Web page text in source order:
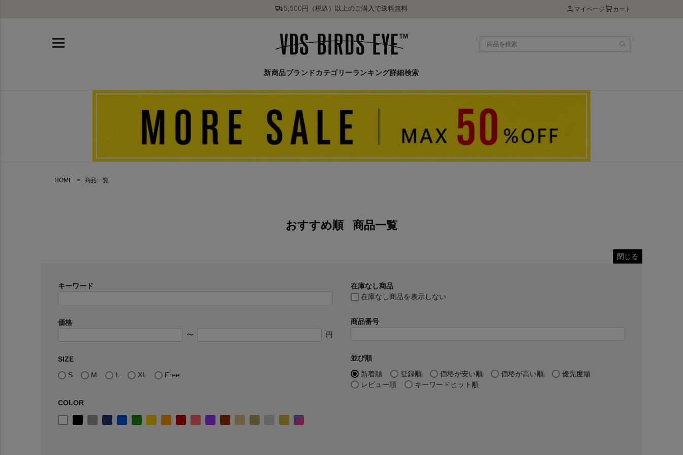
5,500円（税込）以上のご購入で送料無料 マイページ カート
新商品ブランド カテゴリーランキング詳細検索
HOME 商品一覧
おすすめ順 商品一覧
閉じる
キーワード
価格
〜
円
SIZE
S
M L XL Free
COLOR
在庫なし商品
在庫なし商品を表示しない
商品番号
並び順
新着順
登録順 価格が安い順 価格が高い順
優先度順
レビュー順
キーワードヒット順